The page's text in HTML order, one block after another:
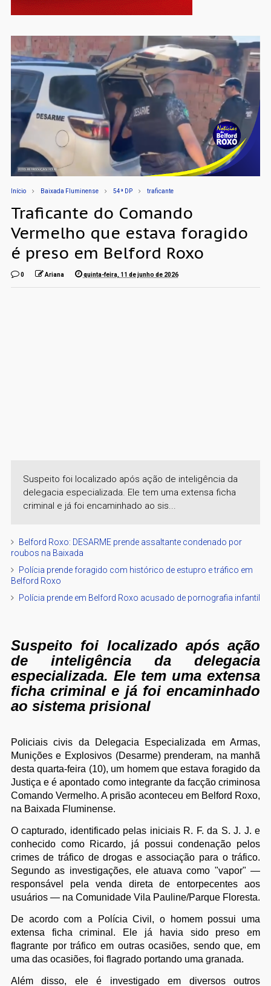
Início Baixada Fluminense 54ª DP traficante
Traficante do Comando
Vermelho que estava foragido
é preso em Belford Roxo
0 Ariana quinta-feira, 11 de junho de 2026
Suspeito foi localizado após ação de inteligência da
delegacia especializada. Ele tem uma extensa ficha
criminal e já foi encaminhado ao sis...
Belford Roxo: DESARME prende assaltante condenado por
roubos na Baixada
Polícia prende foragido com histórico de estupro e tráfico em
Belford Roxo
Polícia prende em Belford Roxo acusado de pornografia infantil
Suspeito foi localizado após ação
de inteligência da delegacia
especializada. Ele tem uma extensa
ficha criminal e já foi encaminhado
ao sistema prisional
Policiais civis da Delegacia Especializada em Armas,
Munições e Explosivos (Desarme) prenderam, na manhã
desta quarta-feira (10), um homem que estava foragido da
Justiça e é apontado como integrante da facção criminosa
Comando Vermelho. A prisão aconteceu em Belford Roxo,
na Baixada Fluminense.
O capturado, identificado pelas iniciais R. F. da S. J. J. e
conhecido como Ricardo, já possui condenação pelos
crimes de tráfico de drogas e associação para o tráfico.
Segundo as investigações, ele atuava como "vapor" —
responsável pela venda direta de entorpecentes aos
usuários — na Comunidade Vila Pauline/Parque Floresta.
De acordo com a Polícia Civil, o homem possui uma
extensa ficha criminal. Ele já havia sido preso em
flagrante por tráfico em outras ocasiões, sendo que, em
uma das ocasiões, foi flagrado portando uma granada.
Além disso, ele é investigado em diversos outros